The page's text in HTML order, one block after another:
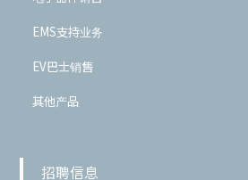
EMS支持业务
EV巴士销售
其他产品
招聘信息